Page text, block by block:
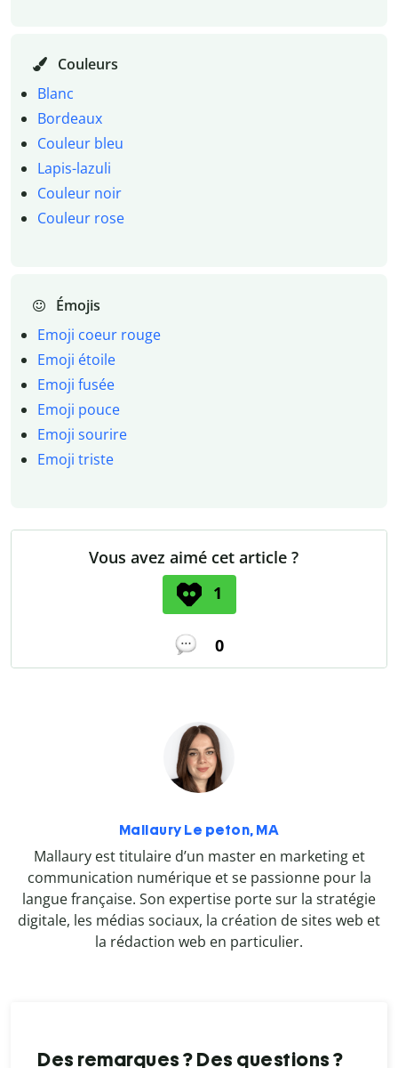
Couleurs
Blanc
Bordeaux
Couleur bleu
Lapis-lazuli
Couleur noir
Couleur rose
Émojis
Emoji coeur rouge
Emoji étoile
Emoji fusée
Emoji pouce
Emoji sourire
Emoji triste
Vous avez aimé cet article ?
1
0
Mallaury Le peton, MA
Mallaury est titulaire d’un master en marketing et
communication numérique et se passionne pour la
langue française. Son expertise porte sur la stratégie
digitale, les médias sociaux, la création de sites web et
la rédaction web en particulier.
Des remarques ? Des questions ?